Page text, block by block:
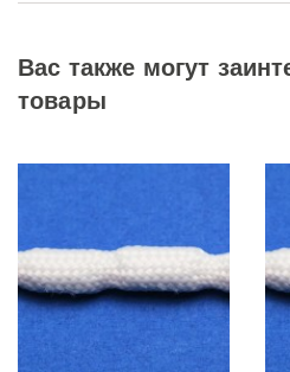
Вас также могут
товары